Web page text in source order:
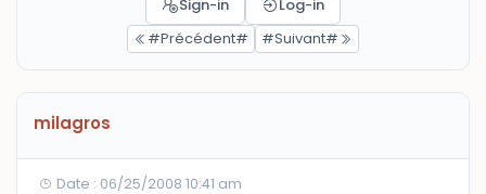
Sign-in
Log-in
#Précédent#
#Suivant#
milagros
Date : 06/25/2008 10:41 am